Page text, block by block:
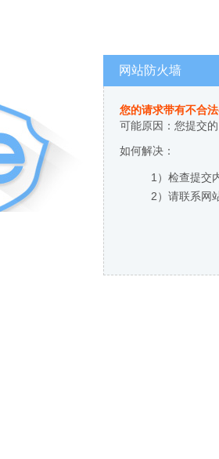
网站防火墙
您的请求带有不合
可能原因：您提交
如何解决：
1）检查提交
2）请联系网